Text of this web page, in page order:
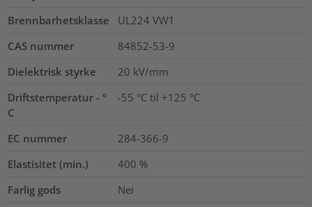
Brennbarhetsklasse
UL224 VW1
CAS nummer
84852-53-9
Dielektrisk styrke
20 kV/mm
Driftstemperatur - °
C
-55 °C til +125 °C
EC nummer
284-366-9
Elastisitet (min.)
400 %
Farlig gods
Nei